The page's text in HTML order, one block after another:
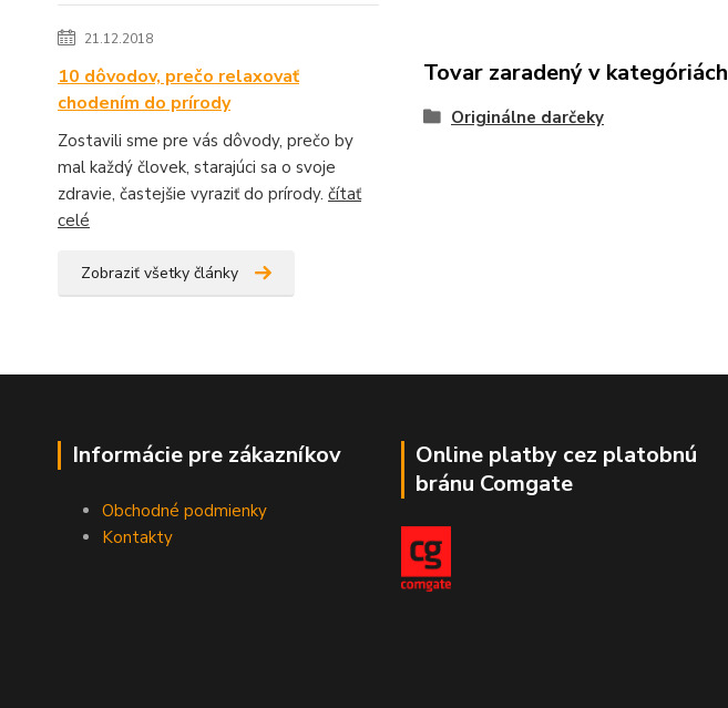
21.12.2018
10 dôvodov, prečo relaxovať
chodením do prírody
Zostavili sme pre vás dôvody, prečo by
mal každý človek, starajúci sa o svoje
zdravie, častejšie vyraziť do prírody. čítať
celé
Zobraziť všetky články
Tovar zaradený v kategóriách
Originálne darčeky
Informácie pre zákazníkov
Obchodné podmienky
Kontakty
Online platby cez platobnú
bránu Comgate